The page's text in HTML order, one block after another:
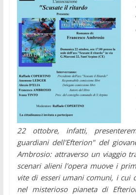
22 ottobre, infatti,
guardiani dell'Efterion" del
Ambrosio: attraverso un viaggio
scenari alieni l'opera muove i
vite di esseri umani comuni, i cui
nel misterioso pianeta di